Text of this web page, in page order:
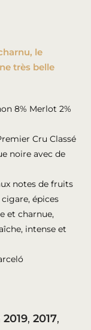
le
très belle
8% Merlot 2%
Cru Classé
noire avec de
notes de fruits
épices
et charnue,
intense et
2019,2017,